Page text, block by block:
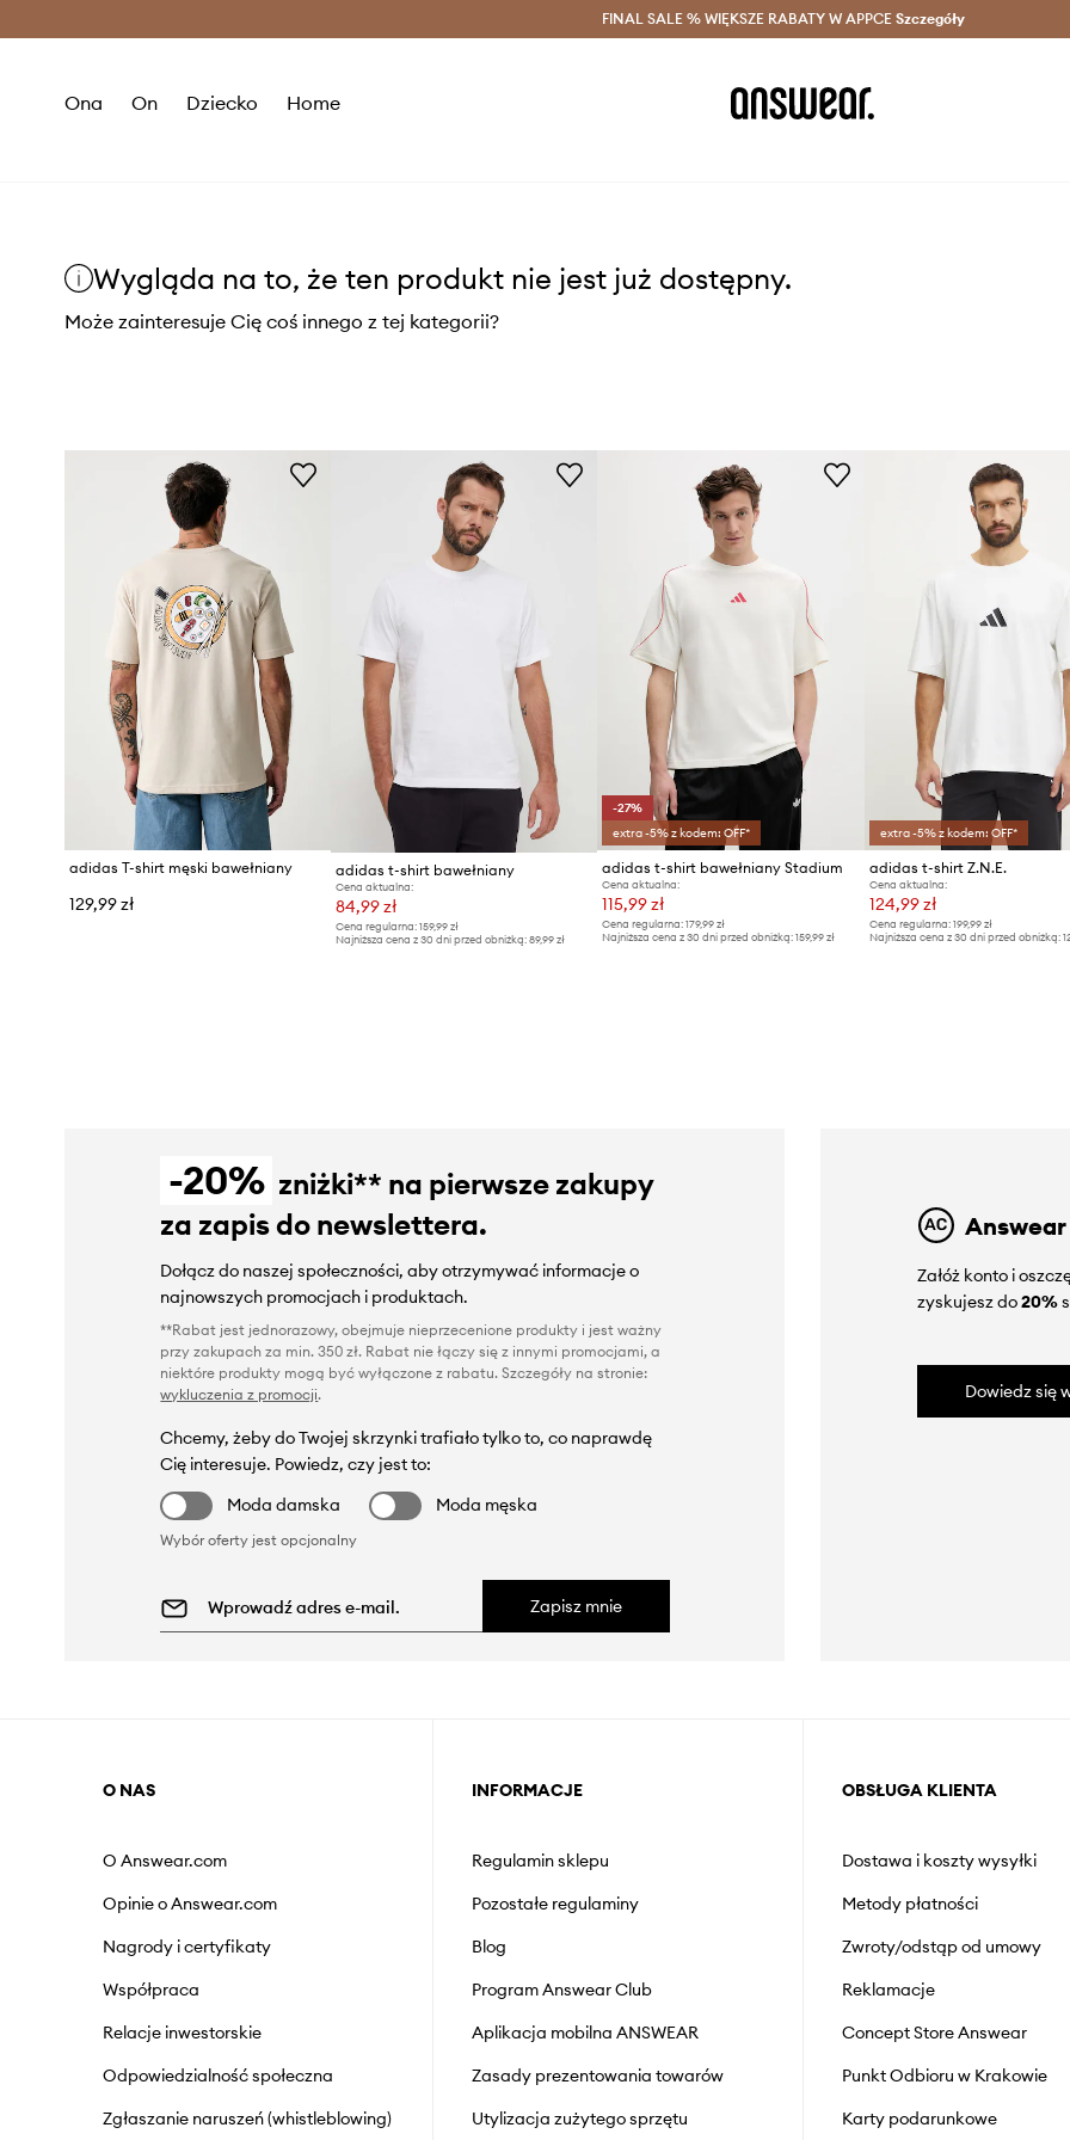
Oszczędzaj z Answear Club > Dostawa nawet w 24h >
FINAL SALE % WIĘKSZE RABATY W APPCE Szczegóły
Ona On Dziecko Home
Wygląda na to, że ten produkt nie jest już dostępny.
Może zainteresuje Cię coś innego z tej kategorii?
adidas T-shirt męski bawełniany
129,99 zł
adidas t-shirt bawełniany
Cena aktualna:
84,99 zł
Cena regularna:159,99 zł
Najniższa cena z 30 dni przed obniżką:89,99 zł
-27%
extra -5% z kodem: OFF*
adidas t-shirt bawełniany Stadium
Cena aktualna:
115,99 zł
Cena regularna: 179,99 zł
Najniższa cena z 30 dni przed obniżką: 159,99 zł
extra -5% z kodem: OFF*
adidas t-shirt Z.N.E.
Cena aktualna:
124,99 zł
Cena regularna: 199,99 zł
Najniższa cena z 30 dni przed obniżką:
-20% zniżki** na pierwsze zakupy
za zapis do newslettera.
Dołącz do naszej społeczności, aby otrzymywać informacje o
najnowszych promocjach i produktach.
**Rabat jest jednorazowy, obejmuje nieprzecenione produkty i jest ważny
przy zakupach za min. 350 zł. Rabat nie łączy się z innymi promocjami, a
niektóre produkty mogą być wyłączone z rabatu. Szczegóły na stronie:
wykluczenia z promocji.
Chcemy, żeby do Twojej skrzynki trafiało tylko to, co naprawdę
Cię interesuje. Powiedz, czy jest to:
Moda damska
Moda męska
Wybór oferty jest opcjonalny
Zapisz mnie
Załóż konto i
zyskujesz do20%
Dowiedz się
O NAS
O Answear.com
Opinie o Answear.com
Nagrody i certyfikaty
Współpraca
Relacje inwestorskie
Odpowiedzialność społeczna
Zgłaszanie naruszeń (whistleblowing)
INFORMACJE
Regulamin sklepu
Pozostałe regulaminy
Blog
Program Answear Club
Aplikacja mobilna ANSWEAR
Zasady prezentowania towarów
Utylizacja zużytego sprzętu
OBSŁUGA KLIENTA
Dostawa i koszty wysyłki
Metody płatności
Zwroty/odstąp od umowy
Reklamacje
Concept Store Answear
Punkt Odbioru w Krakowie
Karty podarunkowe